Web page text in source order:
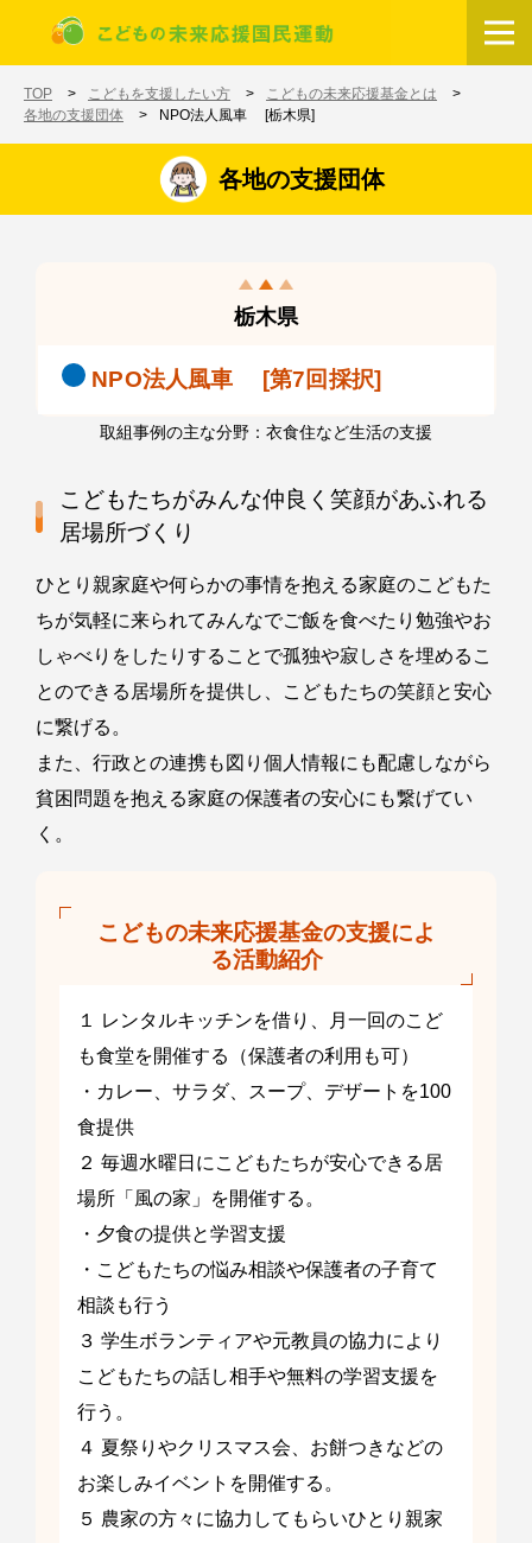
メインコンテンツに移動
TOP こどもを支援したい方
こどもの未来応援基金とは
各地の支援団体
NPO法人風車 [栃木県]
各地の支援団体
栃木県
NPO法人風車 [第7回採択]
取組事例の主な分野：衣食住など生活の支援
こどもたちがみんな仲良く笑顔があふれる
居場所づくり
ひとり親家庭や何らかの事情を抱える家庭のこどもた
ちが気軽に来られてみんなでご飯を食べたり勉強やお
しゃべりをしたりすることで孤独や寂しさを埋めるこ
とのできる居場所を提供し、こどもたちの笑顔と安心
に繋げる。
また、行政との連携も図り個人情報にも配慮しながら
貧困問題を抱える家庭の保護者の安心にも繋げてい
く。
こどもの未来応援基金の支援によ
る活動紹介
１ レンタルキッチンを借り、月一回のこど
も食堂を開催する（保護者の利用も可）
・カレー、サラダ、スープ、デザートを100
食提供
２ 毎週水曜日にこどもたちが安心できる居
場所「風の家」を開催する。
・夕食の提供と学習支援
・こどもたちの悩み相談や保護者の子育て
相談も行う
３ 学生ボランティアや元教員の協力により
こどもたちの話し相手や無料の学習支援を
行う。
４ 夏祭りやクリスマス会、お餅つきなどの
お楽しみイベントを開催する。
５ 農家の方々に協力してもらいひとり親家